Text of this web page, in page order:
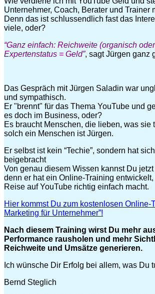
Unternehmer, Coach, Berater und Trainer
Denn das ist schlussendlich fast das
viele, oder?
“Ganz einfach: Reichweite (organisch
Expertenstatus = Geld”, sagt Jürgen ganz
Das Gespräch mit Jürgen Saladin war
und sympathisch.
Er "brennt" für das Thema YouTube und
es doch im Business, oder?
Es braucht Menschen, die lieben, was sie
solch ein Menschen ist Jürgen.
Er selbst ist kein “Techie”, sondern hat
beigebracht
Von genau diesem Wissen kannst Du
denn er hat ein Online-Training
Reise auf YouTube richtig einfach macht.
Hier kommst Du zum kostenlosen Online-
Marketing für Unternehmer”!
Nach diesem Training wirst Du mehr
Performance rausholen und mehr
Reichweite und Umsätze generieren.
Ich wünsche Dir Erfolg bei allem, was Du
Bernd Steglich